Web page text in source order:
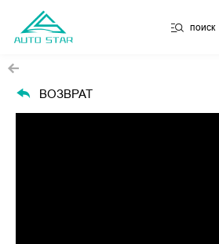
поиск
ВОЗВРАТ